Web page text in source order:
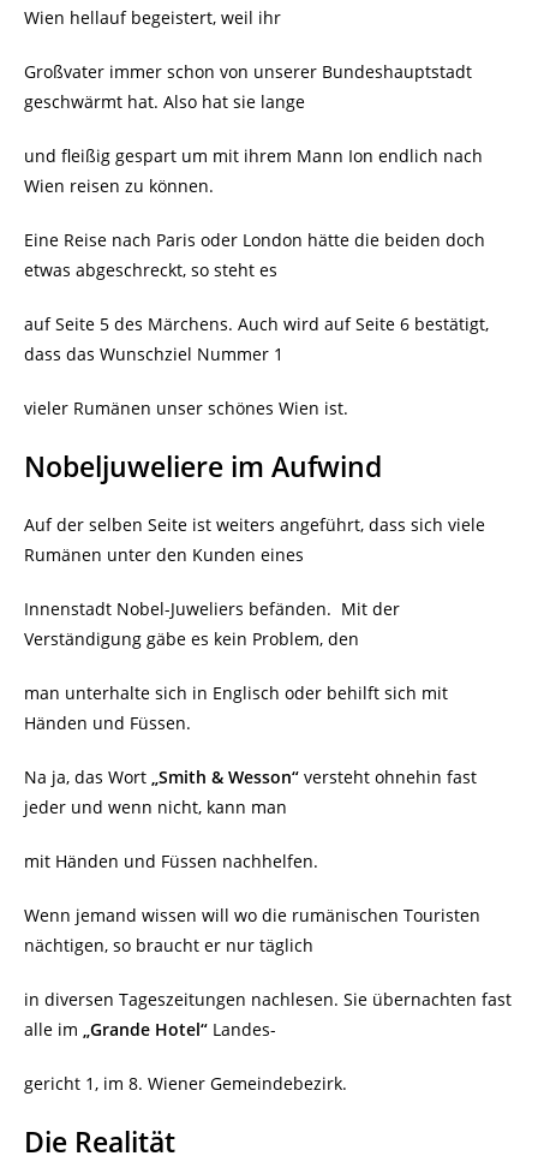
Wien hellauf begeistert, weil ihr
Großvater immer schon von unserer Bundeshauptstadt
geschwärmt hat. Also hat sie lange
und fleißig gespart um mit ihrem Mann Ion endlich nach
Wien reisen zu können.
Eine Reise nach Paris oder London hätte die beiden doch
etwas abgeschreckt, so steht es
auf Seite 5 des Märchens. Auch wird auf Seite 6 bestätigt,
dass das Wunschziel Nummer 1
vieler Rumänen unser schönes Wien ist.
Nobeljuweliere im Aufwind
Auf der selben Seite ist weiters angeführt, dass sich viele
Rumänen unter den Kunden eines
Innenstadt Nobel-Juweliers befänden. Mit der
Verständigung gäbe es kein Problem, den
man unterhalte sich in Englisch oder behilft sich mit
Händen und Füssen.
Na ja, das Wort „Smith & Wesson“ versteht ohnehin fast
jeder und wenn nicht, kann man
mit Händen und Füssen nachhelfen.
Wenn jemand wissen will wo die rumänischen Touristen
nächtigen, so braucht er nur täglich
in diversen Tageszeitungen nachlesen. Sie übernachten fast
alle im „Grande Hotel“ Landes-
gericht 1, im 8. Wiener Gemeindebezirk.
Die Realität